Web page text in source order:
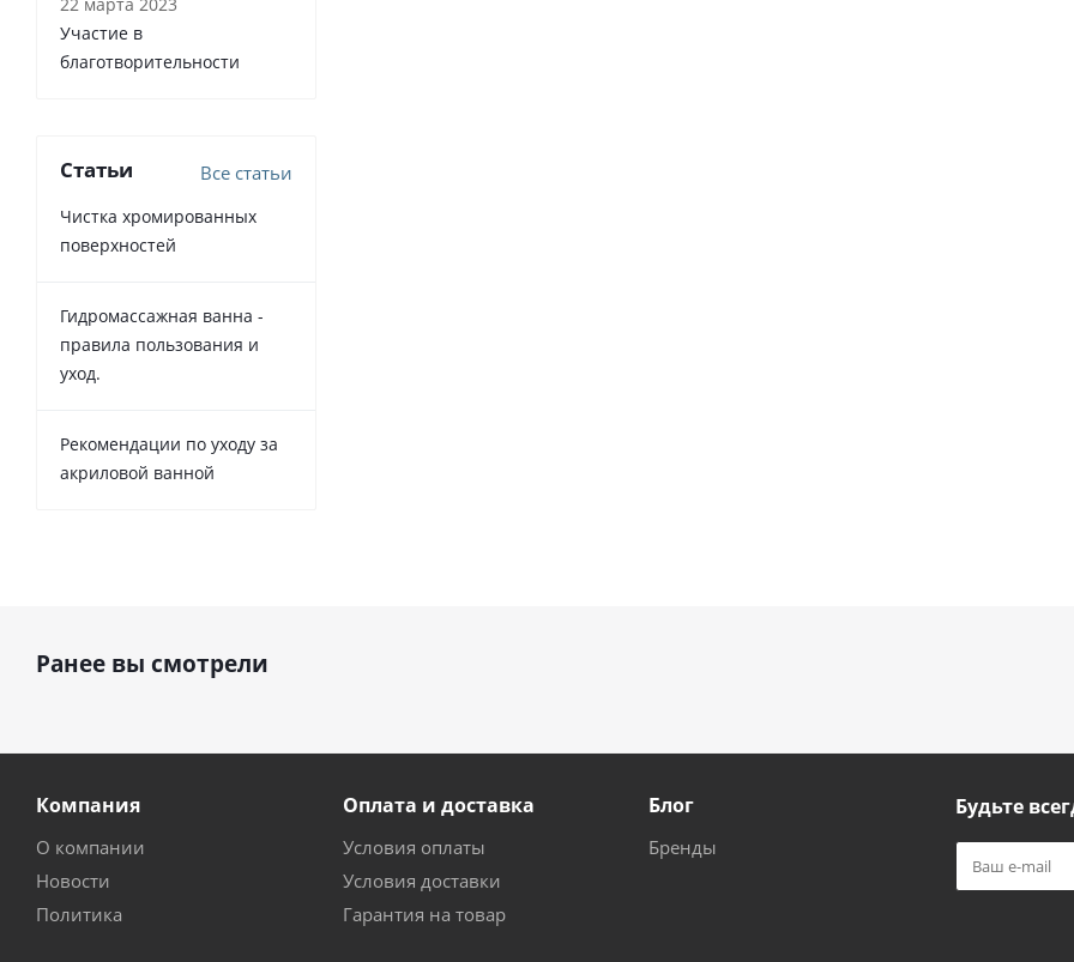
Участие в
благотворительности
Статьи Все статьи
Чистка хромированных
поверхностей
Гидромассажная ванна -
правила пользования и
уход.
Рекомендации по уходу за
акриловой ванной
Ранее вы смотрели
Компания
О компании
Новости
Политика
Оплата и доставка
Условия оплаты
Условия доставки
Гарантия на товар
Блог
Бренды
Будьте